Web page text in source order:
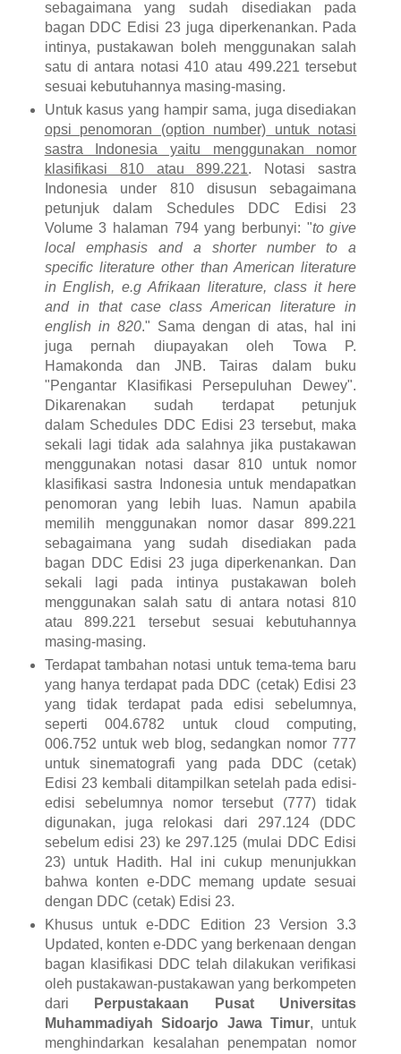
sebagaimana yang sudah disediakan pada
bagan DDC Edisi 23 juga diperkenankan. Pada
intinya, pustakawan boleh menggunakan salah
satu di antara notasi 410 atau 499.221 tersebut
sesuai kebutuhannya masing-masing.
Untuk kasus yang hampir sama, juga disediakan
opsi penomoran (option number) untuk notasi
sastra Indonesia yaitu menggunakan nomor
klasifikasi 810 atau 899.221. Notasi sastra
Indonesia under 810 disusun sebagaimana
petunjuk dalam Schedules DDC Edisi 23
Volume 3 halaman 794 yang berbunyi: "to give
local emphasis and a shorter number to a
specific literature other than American literature
in English, e.g Afrikaan literature, class it here
and in that case class American literature in
english in 820." Sama dengan di atas, hal ini
juga pernah diupayakan oleh Towa P.
Hamakonda dan JNB. Tairas dalam buku
"Pengantar Klasifikasi Persepuluhan Dewey".
Dikarenakan sudah terdapat petunjuk
dalam Schedules DDC Edisi 23 tersebut, maka
sekali lagi tidak ada salahnya jika pustakawan
menggunakan notasi dasar 810 untuk nomor
klasifikasi sastra Indonesia untuk mendapatkan
penomoran yang lebih luas. Namun apabila
memilih menggunakan nomor dasar 899.221
sebagaimana yang sudah disediakan pada
bagan DDC Edisi 23 juga diperkenankan. Dan
sekali lagi pada intinya pustakawan boleh
menggunakan salah satu di antara notasi 810
atau 899.221 tersebut sesuai kebutuhannya
masing-masing.
Terdapat tambahan notasi untuk tema-tema baru
yang hanya terdapat pada DDC (cetak) Edisi 23
yang tidak terdapat pada edisi sebelumnya,
seperti004.6782 untuk cloud computing,
006.752 untuk web blog, sedangkan nomor 777
untuk sinematografi yang pada DDC (cetak)
Edisi 23 kembali ditampilkan setelah pada edisi-
edisi sebelumnya nomor tersebut (777) tidak
digunakan, juga relokasi dari 297.124 (DDC
sebelum edisi 23)ke 297.125 (mulai DDC Edisi
23) untuk Hadith. Hal ini cukup menunjukkan
bahwa konten e-DDC memang update sesuai
dengan DDC (cetak) Edisi 23.
Khusus untuk e-DDC Edition 23 Version 3.3
Updated, konten e-DDC yang berkenaan dengan
bagan klasifikasi DDC telah dilakukan verifikasi
oleh pustakawan-pustakawan yang berkompeten
dari
Perpustakaan Pusat Universitas
Muhammadiyah Sidoarjo Jawa Timur, untuk
menghindarkan kesalahan penempatan nomor